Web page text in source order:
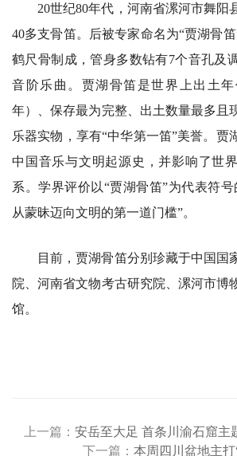
20世纪80年代，河南省漯河市舞阳
40多支骨笛。后被专家命名为“贾湖骨
鹤尺骨制成，管身多数钻有7个音孔及
音阶乐曲。贾湖骨笛是世界上出土年
年）、保存最为完整、出土数量最多且
乐器实物，享有“中华第一笛”美誉。贾
中国音乐与文明起源史，并影响了世
系。学界评价以“贾湖骨笛”为代表符
从蒙昧迈向文明的第一道门槛”。
目前，贾湖骨笛分别珍藏于中国国
院、河南省文物考古研究院、漯河市博
馆。
上一篇： 安岳至大足 首条川渝石窟主
下一篇： 本周四川盆地主